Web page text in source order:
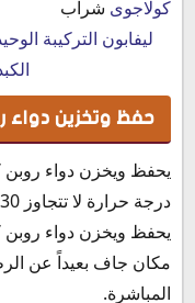
كولاجوى شراب
ليفابون التركيبة
حفظ وتخزين دواء
يحفظ ويخزن دواء
درجة حرارة لا تتجاوز 30 درجة مئوية.
يحفظ ويخزن دواء
مكان جاف بعيداً عن
المباشرة.